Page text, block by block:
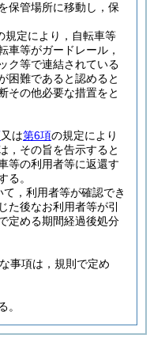
保管場所に移動し，保
規定により，自転車等
車等がガードレール，
ク等で連結されている
困難であると認めると
その他必要な措置をと
又は第6項の規定により
，その旨を告示すると
等の利用者等に返還す
る。
，利用者等が確認でき
た後なお利用者等が引
定める期間経過後処分
事項は，規則で定め
。